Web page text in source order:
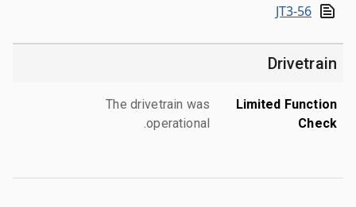
JT3-56
Drivetrain
Limited Function
Check
The drivetrain was
operational.